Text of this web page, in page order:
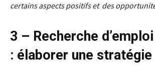
certains aspects positifs et des
3 – Recherche
: élaborer une stratégie